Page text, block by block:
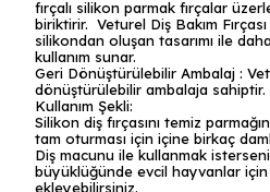
fırçalı silikon parmak fırçalar
biriktirir. Veturel Diş Bakım
silikondan oluşan tasarımı ile
kullanım sunar.
Geri Dönüştürülebilir Ambalaj :
dönüştürülebilir ambalaja sahiptir.
Kullanım Şekli:
Silikon diş fırçasını temiz
tam oturması için içine birkaç
Diş macunu ile kullanmak
büyüklüğünde evcil hayvanlar
ekleyebilirsiniz.